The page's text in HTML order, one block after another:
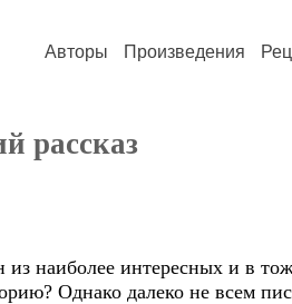
Авторы Произведения
рассказ
наиболее интересных и в
Однако далеко не всем